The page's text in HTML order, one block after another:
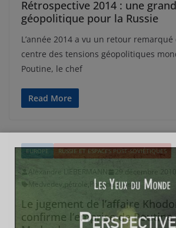
Rétrospective 2014 : une
géopolitique pour la Russie
L’année 2014 a vu un retour remarqué
centre des tensions géopolitiques
Poutine, le chef
Read More
EUROPE RUSSIE ET ESPACES POST-SOVIÉTIQUES
Alexandre LIEBERMANN 29 décembre 2010
Medvedev,pétrole, Poutine,Russie
Le jugement de l’affaire
confirme l’emprise de Poutine